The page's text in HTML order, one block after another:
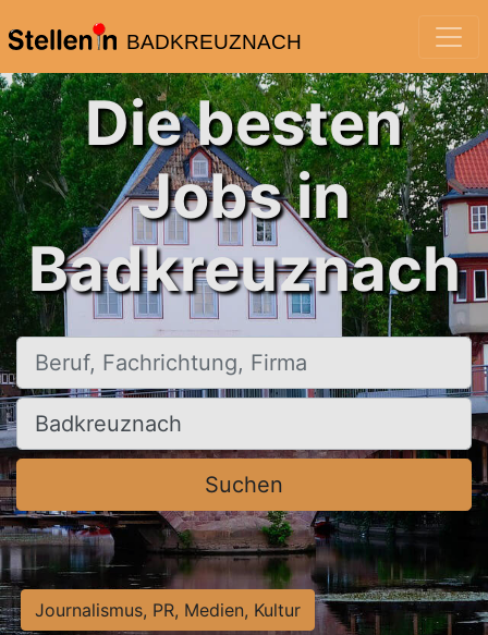
BADKREUZNACH
Die besten
Jobs in
Badkreuznach
Beruf, Fachrichtung, Firma
Ort, Stadt
Suchen
Journalismus, PR, Medien, Kultur